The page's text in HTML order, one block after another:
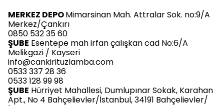
MERKEZ DEPOMimarsinan Mah. Attralar Sok. no:9/A
Merkez/Çankırı
0850 532 35 60
ŞUBE Esentepe mah irfan çalışkan cad No:6/A
Melikgazi / Kayseri
info@cankirituzlamba.com
0533 337 28 36
0533 128 99 98
ŞUBE Hürriyet Mahallesi, Dumlupınar Sokak, Karahan
Apt., No 4 Bahçelievler/İstanbul, 34191 Bahçelievler/